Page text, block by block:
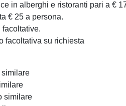
in alberghi e ristoranti pari a €
€ 25 a persona.
facoltative.
facoltativa su richiesta
similare
similare